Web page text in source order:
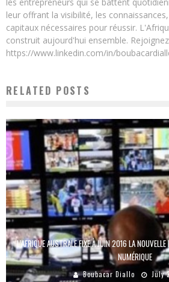
leur offrant la visibilité, les
capitaux nécessaires pour réussir.
construit aujourd'hui ensemble.
https://www.linkedin.com/in/
RELATED POSTS
L’AFRIQUE AUSTRALE FIXE À JUIN 2016 LA
NUMÉRIQUE
Boubacar Diallo July